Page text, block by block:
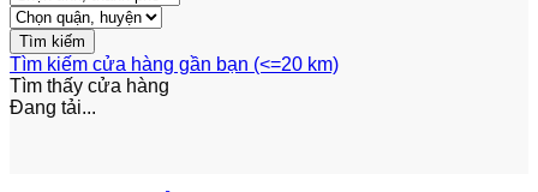
Tìm kiếm cửa hàng gần bạn (<=20 km)
Tìm thấy cửa hàng
Đang tải...